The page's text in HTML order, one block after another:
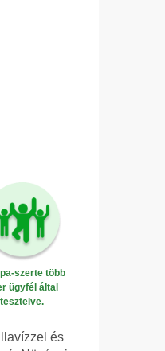
szerte több
ügyfél által
tesztelve.
és